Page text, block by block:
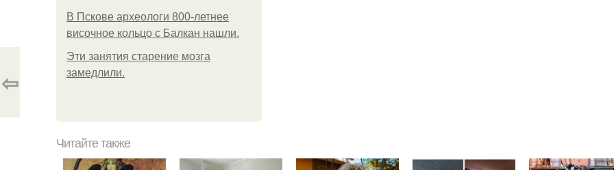
В Пскове археологи 800-летнее
височное кольцо с Балкан нашли.
Эти занятия старение мозга
замедлили.
⇦
Читайте также